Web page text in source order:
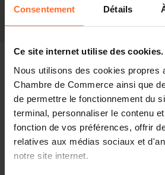
Consentement Détails
Ce site internet utilise des cookies.
Nous utilisons des cookies propres
Chambre de Commerce ainsi que
de permettre le fonctionnement du
terminal, personnaliser le contenu
fonction de vos préférences, offrir
relatives aux médias sociaux et
notre site internet.
In the press
Share this article